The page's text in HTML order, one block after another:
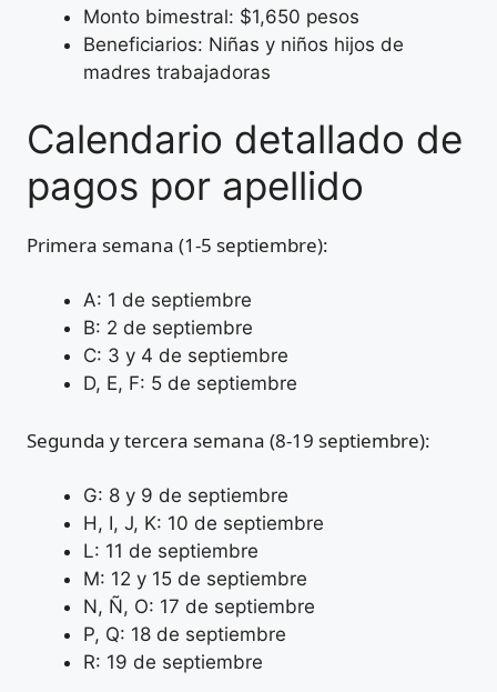
Monto bimestral: $1,650 pesos
Beneficiarios: Niñas y niños hijos de
madres trabajadoras
Calendario detallado de
pagos por apellido
Primera semana (1-5 septiembre):
A: 1 de septiembre
B: 2 de septiembre
C: 3 y 4 de septiembre
D, E, F: 5 de septiembre
Segunda y tercera semana (8-19 septiembre):
G: 8 y 9 de septiembre
H, I, J, K: 10 de septiembre
L: 11 de septiembre
M: 12 y 15 de septiembre
N, Ñ, O: 17 de septiembre
P, Q: 18 de septiembre
R: 19 de septiembre